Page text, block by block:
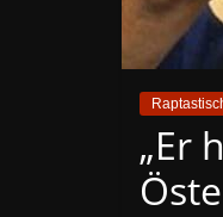
„Er